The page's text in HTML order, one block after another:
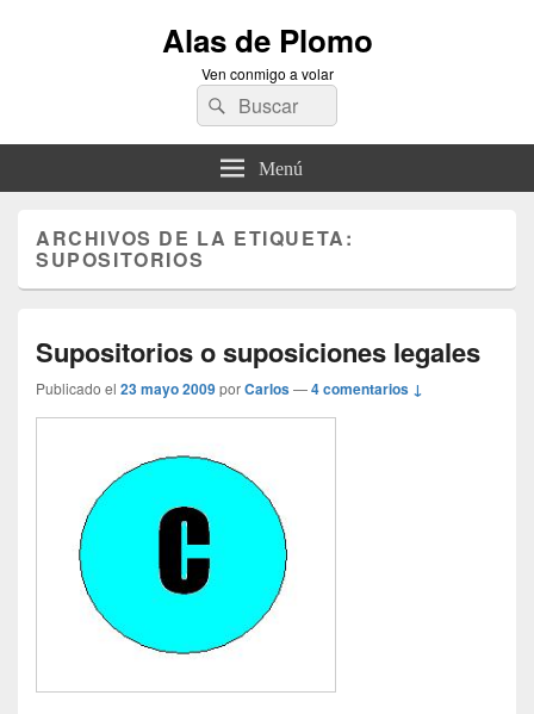
Alas de Plomo
Ven conmigo a volar
Buscar
por:
Buscar
Menú
ARCHIVOS DE LA ETIQUETA:
SUPOSITORIOS
Supositorios o suposiciones legales
Publicado el 23 mayo 2009porCarlos—4 comentarios ↓